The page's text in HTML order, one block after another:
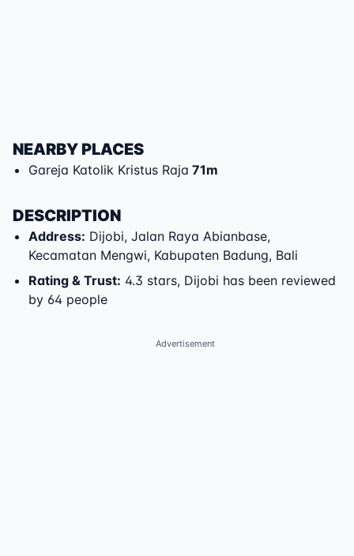
NEARBY PLACES
Gareja Katolik Kristus Raja 71m
DESCRIPTION
Address: Dijobi, Jalan Raya Abianbase,
Kecamatan Mengwi, Kabupaten Badung, Bali
Rating & Trust: 4.3 stars, Dijobi has been reviewed
by 64 people
Advertisement